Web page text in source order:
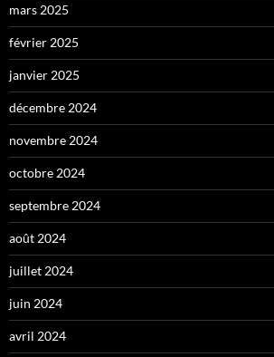
mars 2025
février 2025
janvier 2025
décembre 2024
novembre 2024
octobre 2024
septembre 2024
août 2024
juillet 2024
juin 2024
avril 2024